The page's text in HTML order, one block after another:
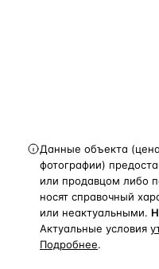
Данные объекта
фотографии)
или продавцом либо
носят справочный
или неактуальными.
Актуальные условия
Подробнее.